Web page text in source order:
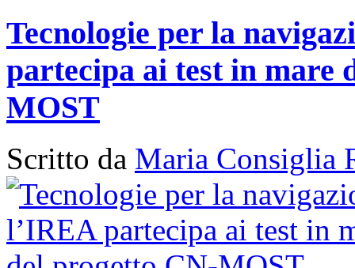
Tecnologie per la
partecipa ai test in mare
MOST
Scritto da Maria Consiglia